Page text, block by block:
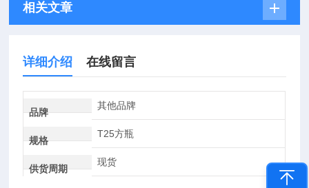
相关文章
详细介绍 在线留言
品牌
其他品牌
规格
T25方瓶
供货周期
现货